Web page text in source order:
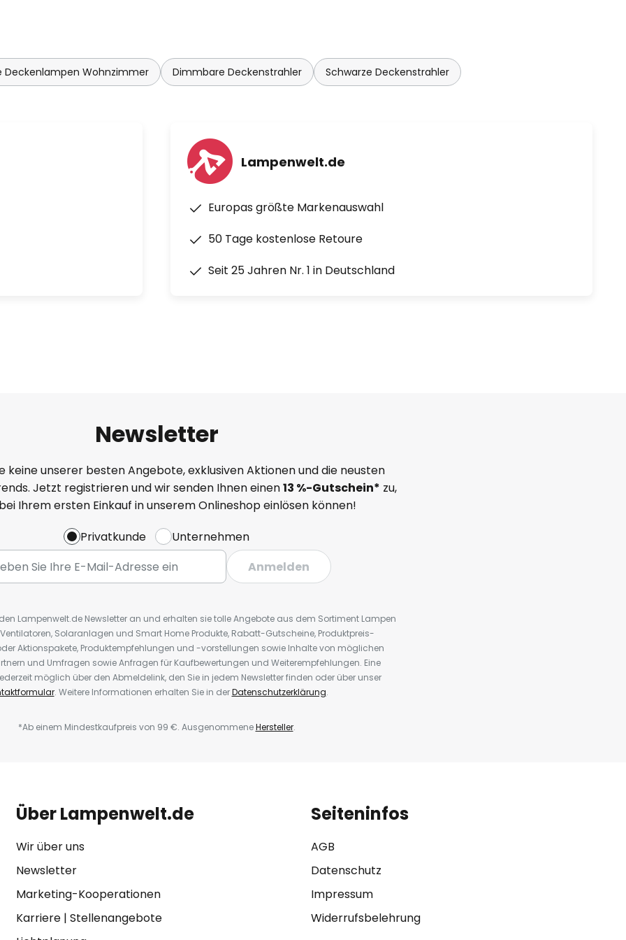
Deckenlampen Wohnzimmer Dimmbare Deckenstrahler Schwarze Deckenstrahler
Lampenwelt.de
Europas größte Markenauswahl
50 Tage kostenlose Retoure
Seit 25 Jahren Nr. 1 in Deutschland
Newsletter
keine unserer besten Angebote, exklusiven Aktionen und die neusten
Jetzt registrieren und wir senden Ihnen einen13 %-Gutschein* zu,
Ihrem ersten Einkauf in unserem Onlineshop einlösen können!
Privatkunde
Unternehmen
Anmelden
Lampenwelt.de Newsletter an und erhalten sie tolle Angebote aus dem Sortiment Lampen
Solaranlagen und Smart Home Produkte, Rabatt-Gutscheine, Produktpreis-
Aktionspakete, Produktempfehlungen und -vorstellungen sowie Inhalte von möglichen
und Umfragen sowie Anfragen für Kaufbewertungen und Weiterempfehlungen. Eine
möglich über den Abmeldelink, den Sie in jedem Newsletter finden oder über unser
. Weitere Informationen erhalten Sie in derDatenschutzerklärung.
*Ab einem Mindestkaufpreis von 99 €. AusgenommeneHersteller.
Über Lampenwelt.de
Wir über uns
Newsletter
Marketing-Kooperationen
Karriere| Stellenangebote
Seiteninfos
AGB
Datenschutz
Impressum
Widerrufsbelehrung